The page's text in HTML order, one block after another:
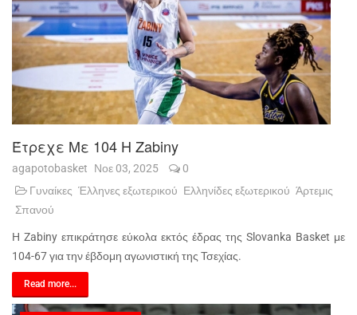
Έτρεχε Με 104 Η Zabiny
agapotobasket Νοε 03, 2025
0
Γυναίκες Έλληνες εξωτερικού Ελληνίδες εξωτερικού Άρτεμις
Σπανού
Η Zabiny επικράτησε εύκολα εκτός έδρας της Slovanka Basket με
104-67 για την έβδομη αγωνιστική της Τσεχίας.
Read more...